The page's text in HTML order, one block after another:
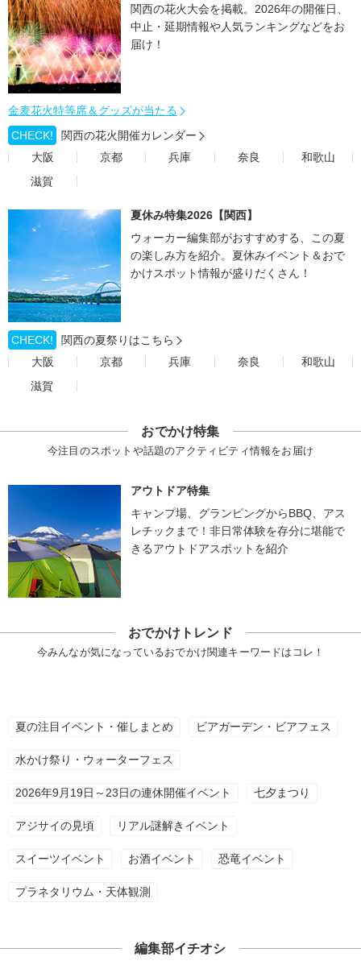
関西の花火大会を掲載。2026年の開催日、
中止・延期情報や人気ランキングなどをお
届け！
金麦花火特等席＆グッズが当たる
CHECK!
関西の花火開催カレンダー
大阪
京都 兵庫 奈良
和歌山
滋賀
夏休み特集2026【関西】
ウォーカー編集部がおすすめする、この夏
の楽しみ方を紹介。夏休みイベント＆おで
かけスポット情報が盛りだくさん！
CHECK!
関西の夏祭りはこちら
大阪
京都 兵庫 奈良
和歌山
滋賀
おでかけ特集
今注目のスポットや話題のアクティビティ情報をお届け
アウトドア特集
キャンプ場、グランピングからBBQ、アス
レチックまで！非日常体験を存分に堪能で
きるアウトドアスポットを紹介
おでかけトレンド
今みんなが気になっているおでかけ関連キーワードはコレ！
夏の注目イベント・催しまとめ ビアガーデン・ビアフェス
水かけ祭り・ウォーターフェス
2026年9月19日～23日の連休開催イベント 七夕まつり
アジサイの見頃 リアル謎解きイベント
スイーツイベント お酒イベント 恐竜イベント
プラネタリウム・天体観測
編集部イチオシ